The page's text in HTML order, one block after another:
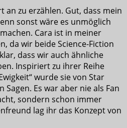
an zu erzählen. Gut, dass mein
sonst wäre es unmöglich
Cara ist in meiner
da wir beide Science-Fiction
dass wir auch ähnliche
Inspiriert zu ihrer Reihe
wurde sie von Star
Es war aber nie als Fan
sondern schon immer
lag ihr das Konzept von